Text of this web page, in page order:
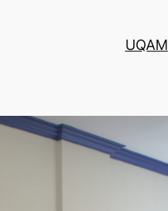
UQAM